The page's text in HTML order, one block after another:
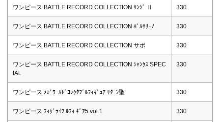
ワンピース BATTLE RECORD COLLECTION ｻﾝｼﾞ Ⅱ 330
ワンピース BATTLE RECORD COLLECTION ﾎﾞﾙｻﾘｰﾉ 330
ワンピース BATTLE RECORD COLLECTION サボ 330
ワンピース BATTLE RECORD COLLECTION ｼｬﾝｸｽ SPEC
IAL
330
ワンピース ﾒｶﾞﾜｰﾙﾄﾞｺﾚｸﾀﾌﾞﾙﾌｨｷﾞｭｱ ｻﾀｰﾝ聖 330
ワンピース ﾌｨｸﾞﾗｲﾌ ﾙﾌｨ ｷﾞｱ5 vol.1 330